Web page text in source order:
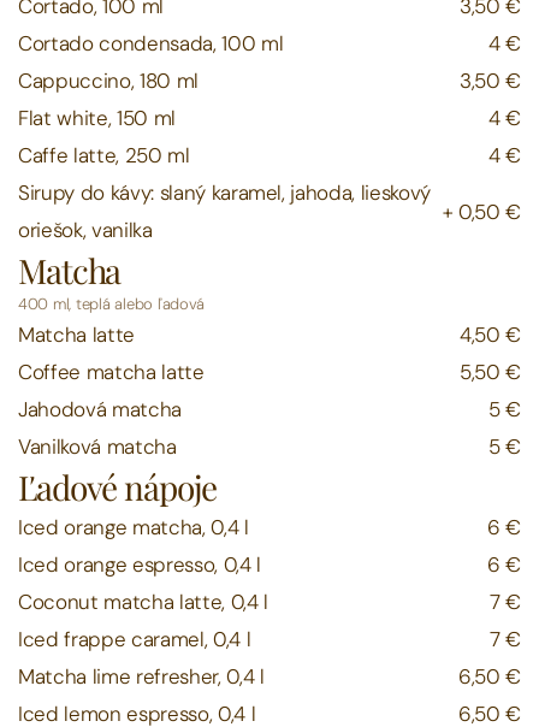
Cortado, 100 ml
3,50 €
Cortado condensada, 100 ml
4 €
Cappuccino, 180 ml
3,50 €
Flat white, 150 ml
4 €
Caffe latte, 250 ml
4 €
Sirupy do kávy: slaný karamel, jahoda, lieskový
oriešok, vanilka
+ 0,50 €
Matcha
400 ml, teplá alebo ľadová
Matcha latte
4,50 €
Coffee matcha latte
5,50 €
Jahodová matcha
5 €
Vanilková matcha
5 €
Ľadové nápoje
Iced orange matcha, 0,4 l
6 €
Iced orange espresso, 0,4 l
6 €
Coconut matcha latte, 0,4 l
7 €
Iced frappe caramel, 0,4 l
7 €
Matcha lime refresher, 0,4 l
6,50 €
Iced lemon espresso, 0,4 l
6,50 €